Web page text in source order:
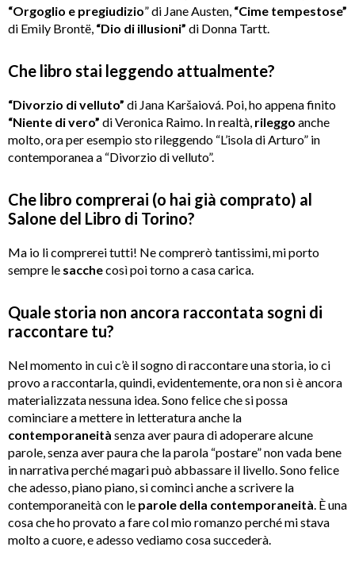
“Orgoglio e pregiudizio” di Jane Austen, “Cime tempestose”
di Emily Brontë, “Dio di illusioni” di Donna Tartt.
Che libro stai leggendo attualmente?
“Divorzio di velluto” di Jana Karšaiová. Poi, ho appena finito
“Niente di vero” di Veronica Raimo. In realtà, rileggo anche
molto, ora per esempio sto rileggendo “L’isola di Arturo” in
contemporanea a “Divorzio di velluto”.
Che libro comprerai (o hai già comprato) al
Salone del Libro di Torino?
Ma io li comprerei tutti! Ne comprerò tantissimi, mi porto
sempre le sacchecosì poi torno a casa carica.
Quale storia non ancora raccontata sogni di
raccontare tu?
Nel momento in cui c’è il sogno di raccontare una storia, io ci
provo a raccontarla, quindi, evidentemente, ora non si è ancora
materializzata nessuna idea. Sono felice che si possa
cominciare a mettere in letteratura anche la
contemporaneità senza aver paura di adoperare alcune
parole, senza aver paura che la parola “postare” non vada bene
in narrativa perché magari può abbassare il livello. Sono felice
che adesso, piano piano, si cominci anche a scrivere la
contemporaneità con le parole della contemporaneità . È una
cosa che ho provato a fare col mio romanzo perché mi stava
molto a cuore, e adesso vediamo cosa succederà.